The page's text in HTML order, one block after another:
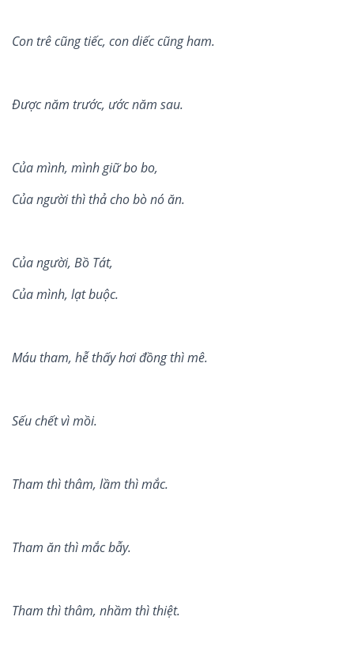
Con trêcũng tiếc, con diếc cũng ham.
Được năm trước, ước năm sau.
Của mình, mình giữ bo bo,
Của người thìthả cho bònó ăn.
Của người, Bồ Tát,
Của mình, lạt buộc.
Máu tham, hễthấy hơi đồng thì mê.
Sếu chết vì mồi.
Tham thì thâm, lầm thì mắc.
Tham ăn thì mắc bẫy.
Tham thì thâm, nhầm thì thiệt.